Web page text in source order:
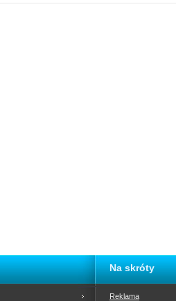
Na skróty
Reklama